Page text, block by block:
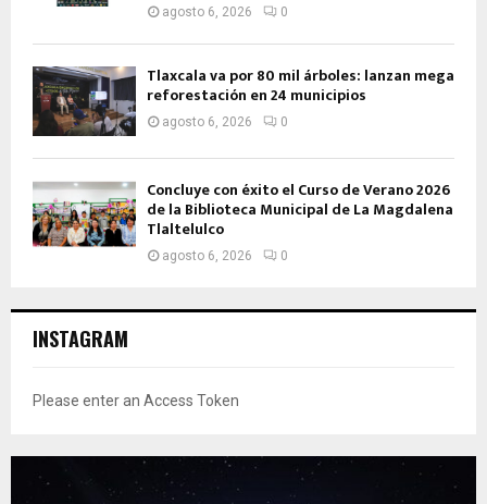
agosto 6, 2026 0
Tlaxcala va por 80 mil árboles: lanzan mega
reforestación en 24 municipios
agosto 6, 2026 0
Concluye con éxito el Curso de Verano 2026
de la Biblioteca Municipal de La Magdalena
Tlaltelulco
agosto 6, 2026 0
INSTAGRAM
Please enter an Access Token